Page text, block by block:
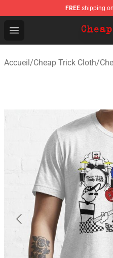
FREE shipping
Open menu
Cheap Trick Store -
Accueil/Cheap Trick Cloth/